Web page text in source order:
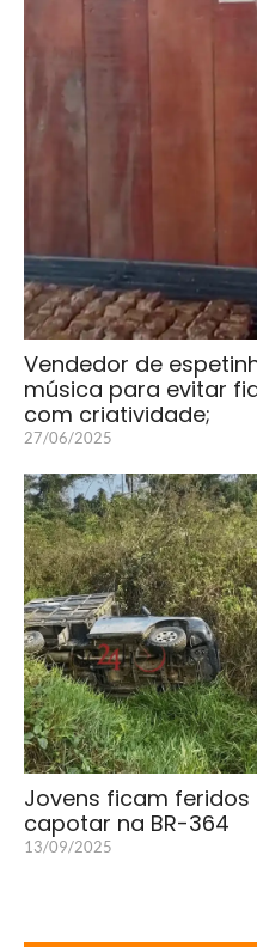
Vendedor de
música para evitar
com criatividade;
27/06/2025
Jovens ficam
capotar na BR-364
13/09/2025